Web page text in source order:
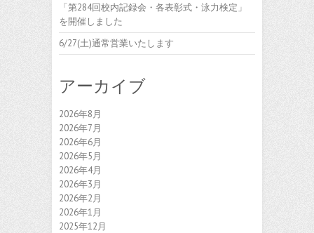
「第284回校内記録会・各表彰式・泳力検定」
を開催しました
6/27(土)通常営業いたします
アーカイブ
2026年8月
2026年7月
2026年6月
2026年5月
2026年4月
2026年3月
2026年2月
2026年1月
2025年12月